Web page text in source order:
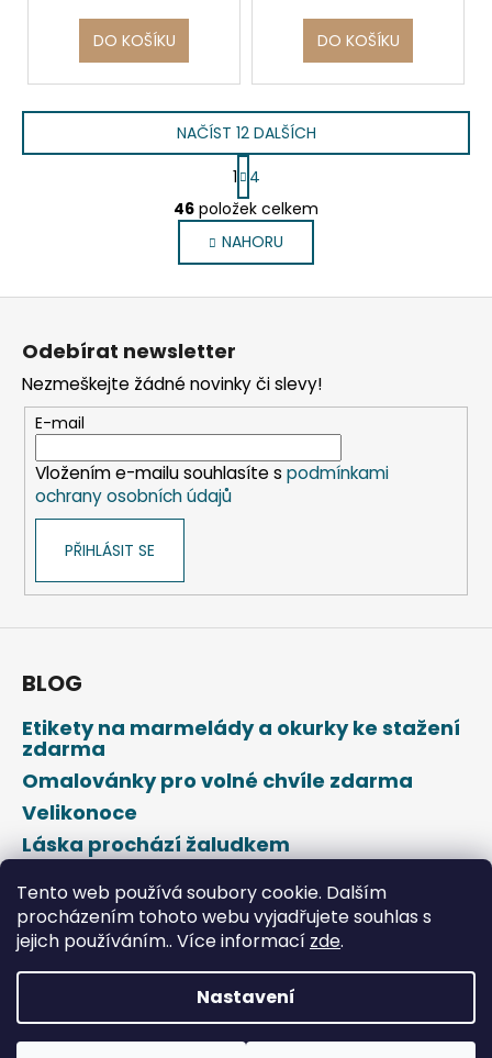
Tento web používá soubory cookie. Dalším
procházením tohoto webu vyjadřujete souhlas s
jejich používáním.. Více informací zde.
Nastavení
DO KOŠÍKU DO KOŠÍKU
O
v
l
á
d
p
r
v
k
y
u
NAČÍST 12 DALŠÍCH
S
t
r
á
n
k
o
í
1
4
46 položek celkem
NAHORU
Odebírat newsletter
Nezmeškejte žádné novinky či slevy!
E-mail
Vložením e-mailu souhlasíte s podmínkami
ochrany osobních údajů
PŘIHLÁSIT SE
BLOG
Etikety na marmelády a okurky ke stažení
zdarma
Omalovánky pro volné chvíle zdarma
Velikonoce
Láska prochází žaludkem